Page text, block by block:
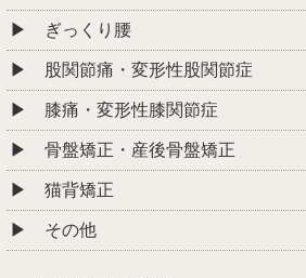
ぎっくり腰
股関節痛・変形性股関節症
膝痛・変形性膝関節症
骨盤矯正・産後骨盤矯正
猫背矯正
その他